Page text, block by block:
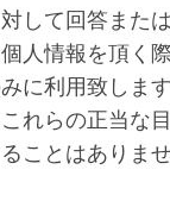
して回答また
人情報を頂く
に利用致しま
れらの正当な
ことはありませ